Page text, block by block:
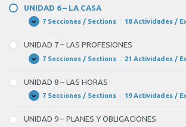
–
OBJETOS
Y
ACCIONES
UNIDAD 6 – LA CASA
Expandir
UNIDAD
–
LA
CASA
7 Secciones / Sections 18 Actividades /
UNIDAD 7 – LAS PROFESIONES
Expandir
UNIDAD
–
LAS
PROFESIONES
7 Secciones / Sections 21 Actividades /
UNIDAD 8 – LAS HORAS
Expandir
UNIDAD
–
LAS
7 Secciones / Sections 19 Actividades /
UNIDAD 9 – PLANES Y OBLIGACIONES